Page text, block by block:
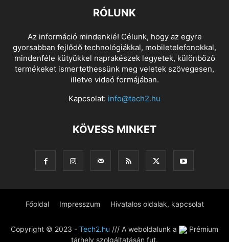
RÓLUNK
Az információ mindenkié! Célunk, hogy az egyre
gyorsabban fejlődő technológiákkal, mobiletelefonokkal,
mindenféle kütyükkel naprakészek legyetek, különböző
termékeket ismertethessünk meg veletek szövegesen,
illetve videó formájában.
Kapcsolat: info@tech2.hu
KÖVESS MINKET
Főoldal Impresszum Hivatalos oldalak, kapcsolat
Copyright © 2023 - Tech2.hu /// A weboldalunk a
Prémium
tárhely szolgáltatásán fut.